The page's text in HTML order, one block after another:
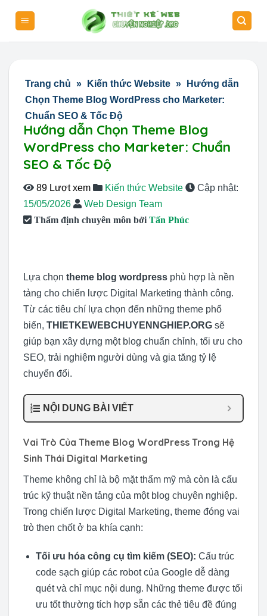
content
Trang chủ » Kiến thức Website »
Hướng dẫn
Chọn Theme Blog WordPress cho Marketer:
Chuẩn SEO & Tốc Độ
Hướng dẫn Chọn Theme Blog
WordPress cho Marketer: Chuẩn
SEO & Tốc Độ
89 Lượt xem Kiến thức Website
Cập nhật:
15/05/2026
Web Design Team
Thẩm định chuyên môn bởi Tấn Phúc
Lựa chọn theme blog wordpress phù hợp là nền
tảng cho chiến lược Digital Marketing thành công.
Từ các tiêu chí lựa chọn đến những theme phổ
biến, THIETKEWEBCHUYENNGHIEP.ORG sẽ
giúp bạn xây dựng một blog chuẩn chỉnh, tối ưu cho
SEO, trải nghiệm người dùng và gia tăng tỷ lệ
chuyển đổi.
NỘI DUNG BÀI VIẾT
Vai Trò Của Theme Blog WordPress Trong Hệ
Sinh Thái Digital Marketing
Theme không chỉ là bộ mặt thẩm mỹ mà còn là cấu
trúc kỹ thuật nền tảng của một blog chuyên nghiệp.
Trong chiến lược Digital Marketing, theme đóng vai
trò then chốt ở ba khía cạnh:
Tối ưu hóa công cụ tìm kiếm (SEO): Cấu trúc
code sạch giúp các robot của Google dễ dàng
quét và chỉ mục nội dung. Những theme được tối
ưu tốt thường tích hợp sẵn các thẻ tiêu đề đúng